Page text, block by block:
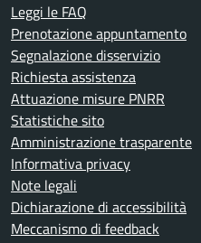
Leggi le FAQ
Prenotazione appuntamento
Segnalazione disservizio
Richiesta assistenza
Attuazione misure PNRR
Statistiche sito
Amministrazione trasparente
Informativa privacy
Note legali
Dichiarazione di accessibilità
Meccanismo di feedback